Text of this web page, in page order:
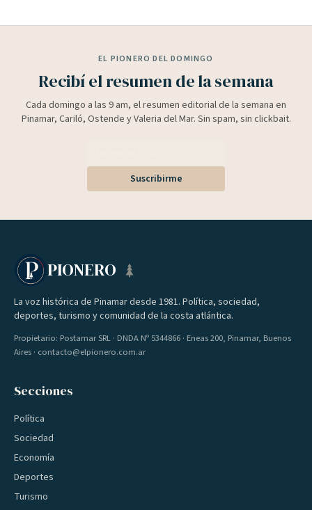
EL PIONERO DEL DOMINGO
Recibí el resumen de la semana
Cada domingo a las 9 am, el resumen editorial de la semana en
Pinamar, Cariló, Ostende y Valeria del Mar. Sin spam, sin clickbait.
Suscribirme
PIONERO
La voz histórica de Pinamar desde 1981. Política, sociedad,
deportes, turismo y comunidad de la costa atlántica.
Propietario: Postamar SRL · DNDA Nº 5344866 · Eneas 200, Pinamar, Buenos
Aires · contacto@elpionero.com.ar
Secciones
Política
Sociedad
Economía
Deportes
Turismo